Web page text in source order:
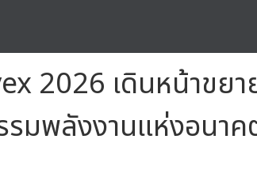
2026 เดินหน้าขย
รมพลังงานแห่งอนาค